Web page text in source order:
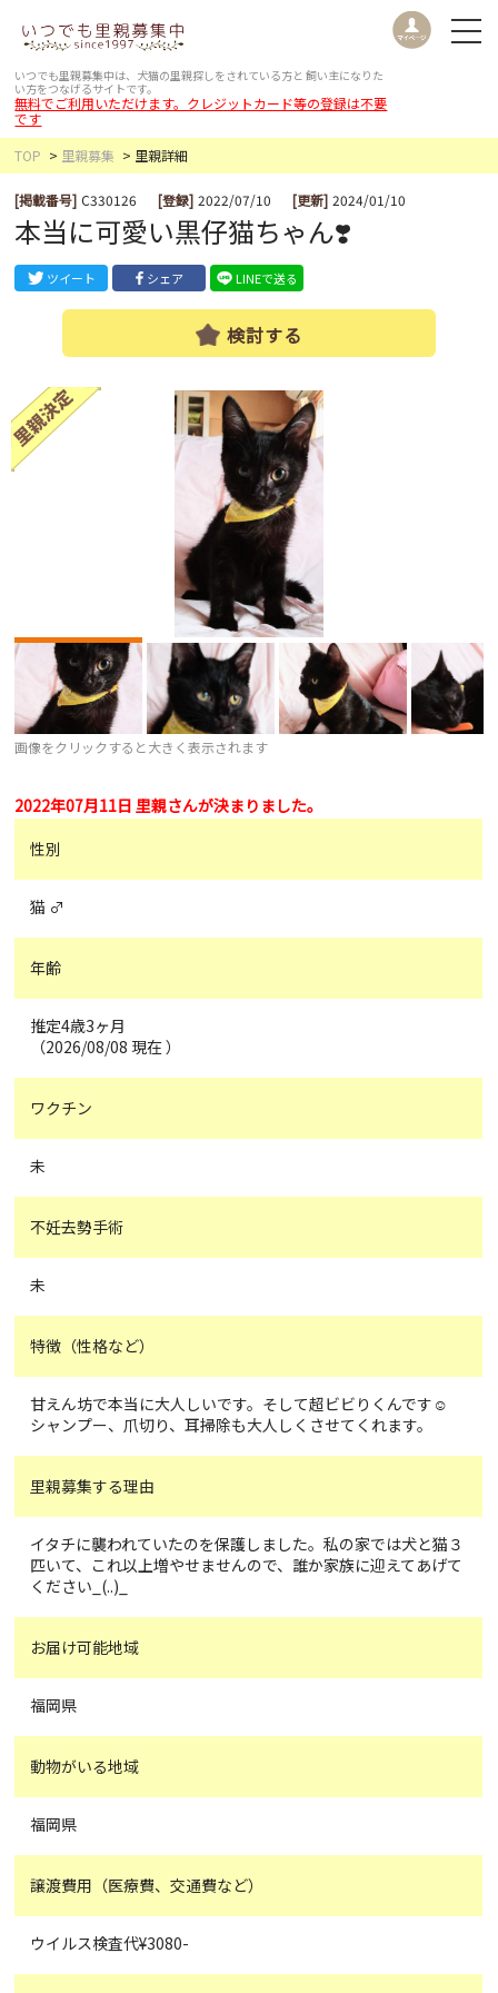
いつでも里親募集中は、犬猫の里親探しをされている方と 飼い主になりた
い方をつなげるサイトです。
無料でご利用いただけます。クレジットカード等の登録は不要
です
TOP
里親募集 里親詳細
[掲載番号] C330126 [登録] 2022/07/10 [更新] 2024/01/10
本当に可愛い黒仔猫ちゃん❣️
ツイート シェア LINEで送る
検討する
画像をクリックすると大きく表示されます
2022年07月11日 里親さんが決まりました。
性別
猫 ♂
年齢
推定4歳3ヶ月
（2026/08/08 現在 ）
ワクチン
未
不妊去勢手術
未
特徴（性格など）
甘えん坊で本当に大人しいです。そして超ビビりくんです☺️
シャンプー、爪切り、耳掃除も大人しくさせてくれます。
里親募集する理由
イタチに襲われていたのを保護しました。私の家では犬と猫３
匹いて、これ以上増やせませんので、誰か家族に迎えてあげて
ください_(..)_
お届け可能地域
福岡県
動物がいる地域
福岡県
譲渡費用（医療費、交通費など）
ウイルス検査代¥3080-